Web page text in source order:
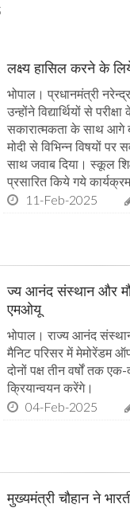
लक्ष्य हासिल करने के
भोपाल। प्रधानमंत्री नरेन्द्र
उन्होंने विद्यार्थियों से
सकारात्मकता के साथ आगे
मोदी से विभिन्न विषयों
साथ जवाब दिया। स्कूल
प्रसारित किये गये
11-Feb-2025
ज्य आनंद संस्थान और
एमओयू
भोपाल। राज्य आनंद
मैनिट परिसर में मेमोरेंडम
दोनों पक्ष तीन वर्षों तक
क्रियान्वयन करेंगे।
04-Feb-2025
मुख्यमंत्री चौहान ने